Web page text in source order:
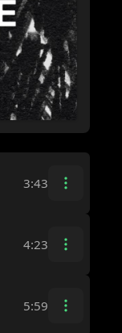
3:43
4:23
5:59